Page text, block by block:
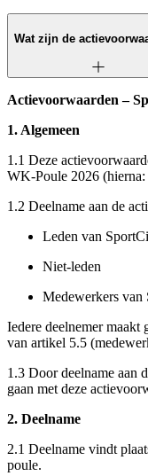
Wat zijn de
Actievoorwaarden –
1. Algemeen
1.1 Deze
WK-Poule 2026 (hierna:
1.2 Deelname aan de
Leden van
Niet-leden
Medewerkers van
Iedere deelnemer maakt
van artikel 5.5
1.3 Door deelname aan
gaan met deze
2. Deelname
2.1 Deelname vindt
poule.